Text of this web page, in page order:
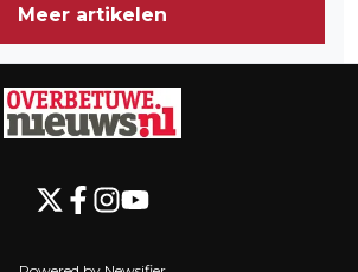
Meer artikelen